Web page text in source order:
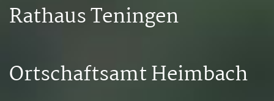
Rathaus Teningen
Ortschaftsamt Heimbach